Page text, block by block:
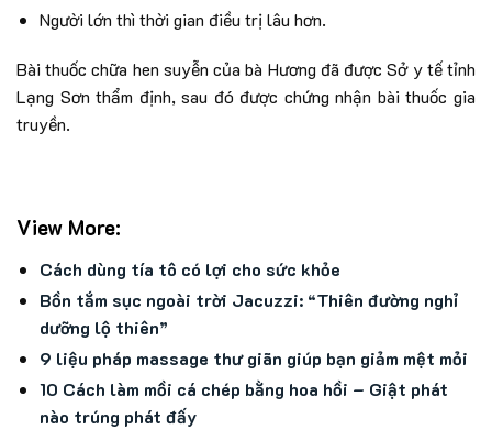
Người lớn thì thời gian điều trị lâu hơn.
Bài thuốc chữa hen suyễn của bà Hương đã được Sở y tế tỉnh
Lạng Sơn thẩm định, sau đó được chứng nhận bài thuốc gia
truyền.
View More:
Cách dùng tía tô có lợi cho sức khỏe
Bồn tắm sục ngoài trời Jacuzzi: “Thiên đường nghỉ
dưỡng lộ thiên”
9 liệu pháp massage thư giãn giúp bạn giảm mệt mỏi
10 Cách làm mồi cá chép bằng hoa hồi – Giật phát
nào trúng phát đấy